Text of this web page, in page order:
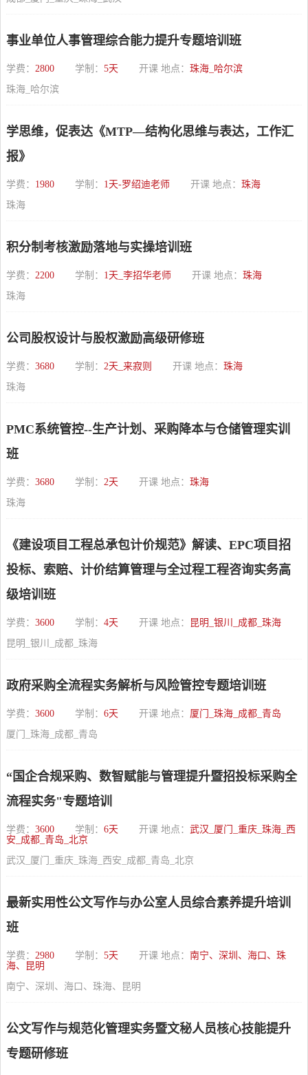
事业单位人事管理综合能力提升专题培训班
学费： 2800 学制： 5天 开课 地点： 珠海_哈尔滨
珠海_哈尔滨
学思维，促表达《MTP—结构化思维与表达，工作汇
报》
学费： 1980 学制： 1天-罗绍迪老师 开课 地点： 珠海
珠海
积分制考核激励落地与实操培训班
学费： 2200 学制： 1天_李招华老师 开课 地点： 珠海
珠海
公司股权设计与股权激励高级研修班
学费： 3680 学制： 2天_来寂则 开课 地点： 珠海
珠海
PMC系统管控--生产计划、采购降本与仓储管理实训
班
学费： 3680 学制： 2天 开课 地点： 珠海
珠海
《建设项目工程总承包计价规范》解读、EPC项目招
投标、索赔、计价结算管理与全过程工程咨询实务高
级培训班
学费： 3600 学制： 4天 开课 地点：
昆明_银川_成都_珠海
昆明_银川_成都_珠海
政府采购全流程实务解析与风险管控专题培训班
学费： 3600 学制： 6天 开课 地点： 厦门_珠海_成都_青岛
厦门_珠海_成都_青岛
“国企合规采购、数智赋能与管理提升暨招投标采购全
流程实务"专题培训
学费： 3600 学制： 6天 开课 地点： 武汉_厦门_重庆_珠海_西
安_成都_青岛_北京
武汉_厦门_重庆_珠海_西安_成都_青岛_北京
最新实用性公文写作与办公室人员综合素养提升培训
班
学费： 2980 学制： 5天 开课 地点： 南宁、深圳、海口、珠
海、昆明
南宁、深圳、海口、珠海、昆明
公文写作与规范化管理实务暨文秘人员核心技能提升
专题研修班